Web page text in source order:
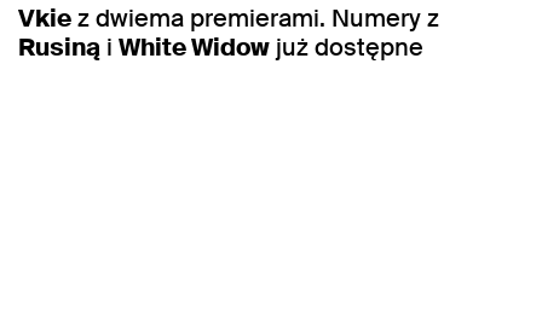
Vkiez dwiema premierami. Numery z
Rusiną i White Widow już dostępne